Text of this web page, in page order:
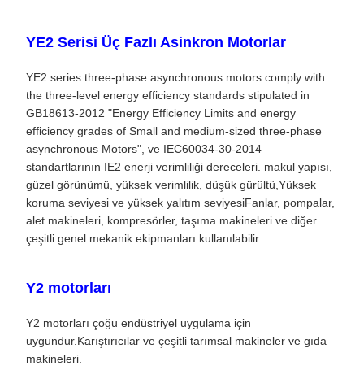
YE2 Serisi Üç Fazlı Asinkron Motorlar
YE2 series three-phase asynchronous motors comply with
the three-level energy efficiency standards stipulated in
GB18613-2012 "Energy Efficiency Limits and energy
efficiency grades of Small and medium-sized three-phase
asynchronous Motors", ve IEC60034-30-2014
standartlarının IE2 enerji verimliliği dereceleri. makul yapısı,
güzel görünümü, yüksek verimlilik, düşük gürültü,Yüksek
koruma seviyesi ve yüksek yalıtım seviyesiFanlar, pompalar,
alet makineleri, kompresörler, taşıma makineleri ve diğer
çeşitli genel mekanik ekipmanları kullanılabilir.
Y2 motorları
Y2 motorları çoğu endüstriyel uygulama için
uygundur.Karıştırıcılar ve çeşitli tarımsal makineler ve gıda
makineleri.